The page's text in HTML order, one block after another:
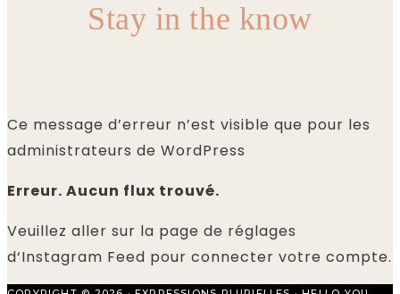
Stay in the know
Ce message d’erreur n’est visible que pour les
administrateurs de WordPress
Erreur. Aucun flux trouvé.
Veuillez aller sur la page de réglages
d‘Instagram Feed pour connecter votre compte.